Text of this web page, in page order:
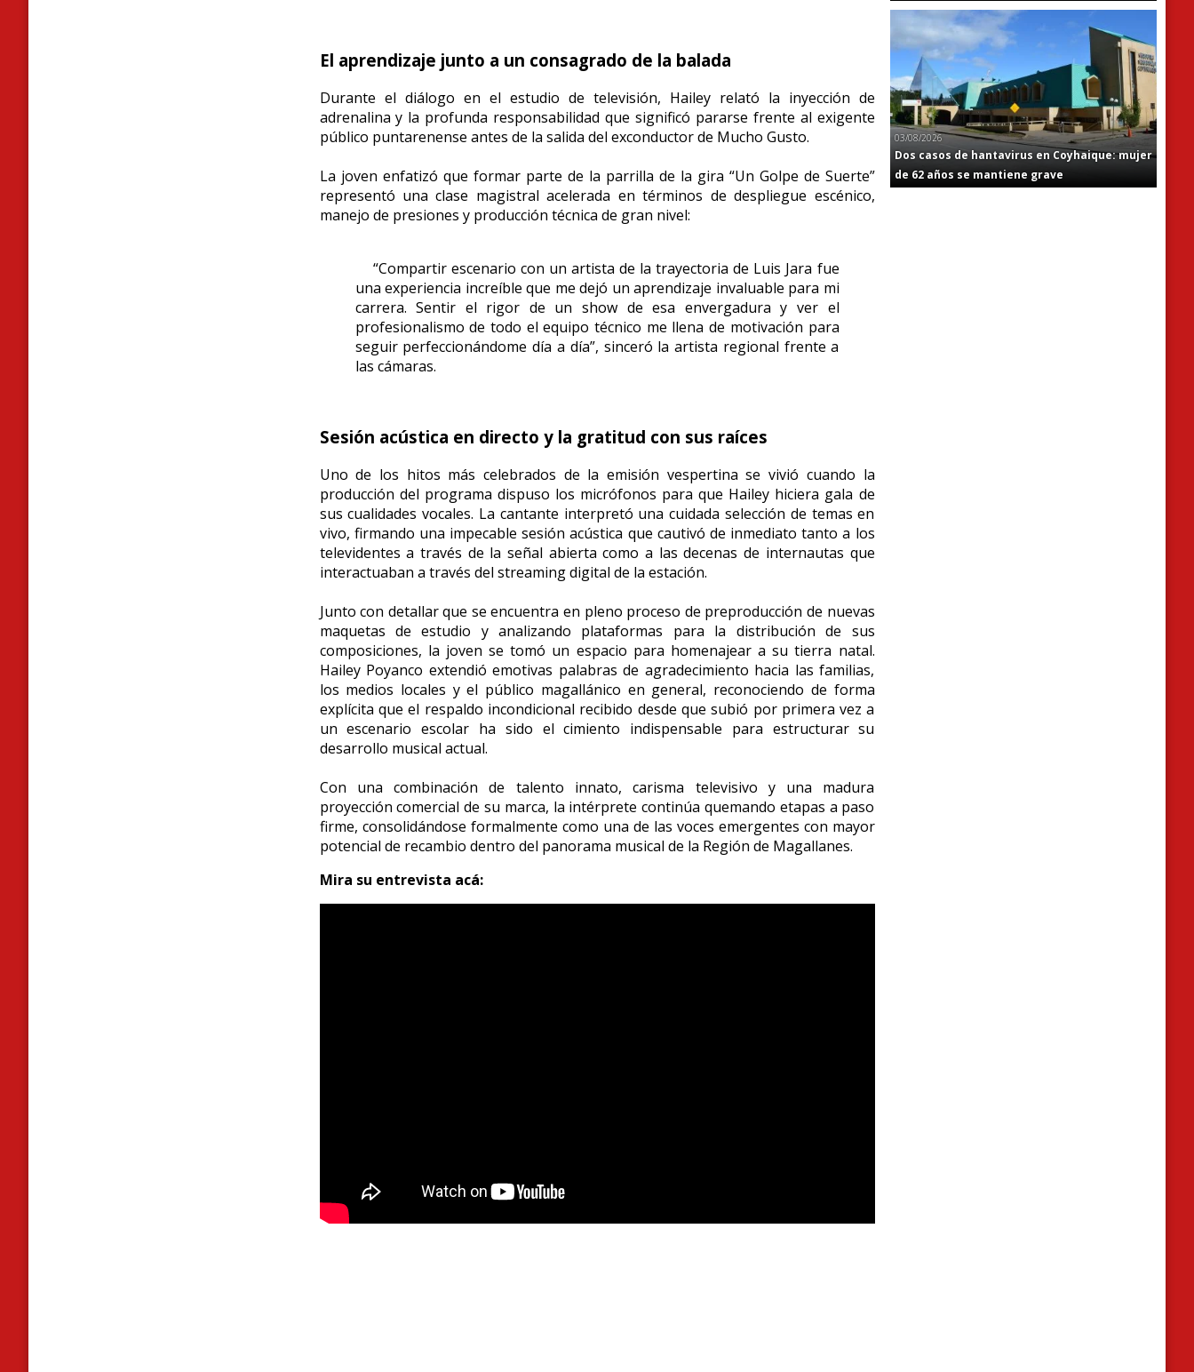
El aprendizaje junto a un consagrado de la balada
Durante el diálogo en el estudio de televisión, Hailey relató la inyección de
adrenalina y la profunda responsabilidad que significó pararse frente al exigente
público puntarenense antes de la salida del exconductor de Mucho Gusto.
La joven enfatizó que formar parte de la parrilla de la gira “Un Golpe de Suerte”
representó una clase magistral acelerada en términos de despliegue escénico,
manejo de presiones y producción técnica de gran nivel:
“Compartir escenario con un artista de la trayectoria de Luis Jara fue
una experiencia increíble que me dejó un aprendizaje invaluable para mi
carrera. Sentir el rigor de un show de esa envergadura y ver el
profesionalismo de todo el equipo técnico me llena de motivación para
seguir perfeccionándome día a día”, sinceró la artista regional frente a
las cámaras.
Sesión acústica en directo y la gratitud con sus raíces
Uno de los hitos más celebrados de la emisión vespertina se vivió cuando la
producción del programa dispuso los micrófonos para que Hailey hiciera gala de
sus cualidades vocales. La cantante interpretó una cuidada selección de temas en
vivo, firmando una impecable sesión acústica que cautivó de inmediato tanto a los
televidentes a través de la señal abierta como a las decenas de internautas que
interactuaban a través del streaming digital de la estación.
Junto con detallar que se encuentra en pleno proceso de preproducción de nuevas
maquetas de estudio y analizando plataformas para la distribución de sus
composiciones, la joven se tomó un espacio para homenajear a su tierra natal.
Hailey Poyanco extendió emotivas palabras de agradecimiento hacia las familias,
los medios locales y el público magallánico en general, reconociendo de forma
explícita que el respaldo incondicional recibido desde que subió por primera vez a
un escenario escolar ha sido el cimiento indispensable para estructurar su
desarrollo musical actual.
Con una combinación de talento innato, carisma televisivo y una madura
proyección comercial de su marca, la intérprete continúa quemando etapas a paso
firme, consolidándose formalmente como una de las voces emergentes con mayor
potencial de recambio dentro del panorama musical de la Región de Magallanes.
Mira su entrevista acá:
03/08/2026
Dos casos de hantavirus en Coyhaique: mujer
de 62 años se mantiene grave